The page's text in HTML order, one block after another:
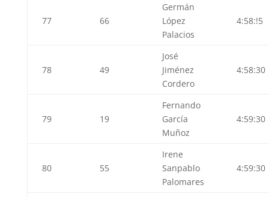
77 66
Germán
López
Palacios
4:58:!5
78 49
José
Jiménez
Cordero
4:58:30
79 19
Fernando
García
Muñoz
4:59:30
80 55
Irene
Sanpablo
Palomares
4:59:30